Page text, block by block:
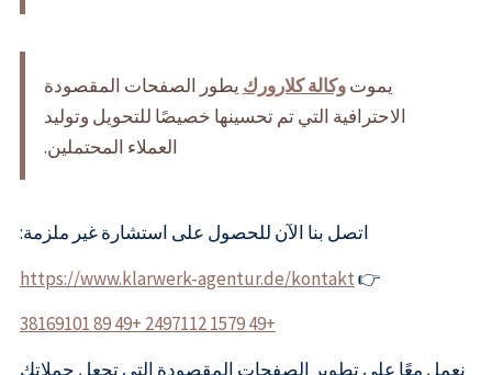
يموتوكالة كلارورك يطور الصفحات المقصودة
الاحترافية التي تم تحسينها خصيصًا للتحويل وتوليد
العملاء المحتملين.
اتصل بنا الآن للحصول على استشارة غير ملزمة:
👉
https://www.klarwerk-agentur.de/kontakt
+49 1579 2497112 +49 89 38169101
نعمل معًا على تطوير الصفحات المقصودة التي تجعل حملاتك